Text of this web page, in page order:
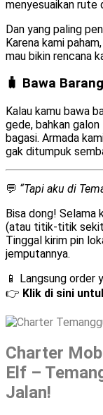
menyesuaikan rute
Dan yang paling
Karena kami paham,
mau bikin rencana
🧳 Bawa
Kalau kamu bawa
gede, bahkan
bagasi. Armada
gak ditumpuk
💬 “Tapi aku di
Bisa dong! Selama
(atau titik-titik
Tinggal kirim pin
jemputannya.
📱 Langsung order
👉 Klik di sini
Charter
Elf –
Jalan!